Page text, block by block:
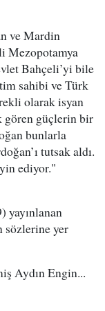
ve Mardin
Mezopotamya
Bahçeli’yi bile
sahibi ve Türk
olarak isyan
gören güçlerin bir
bunlarla
tutsak aldı.
ediyor."
yayınlanan
sözlerine yer
Aydın Engin...